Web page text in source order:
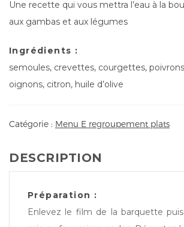
Une recette qui vous mettra l’eau à la
aux gambas et aux légumes
Ingrédients :
semoules, crevettes, courgettes,
oignons, citron, huile d’olive
Catégorie : Menu E regroupement plats
DESCRIPTION
Préparation :
Enlevez le film de la barquette